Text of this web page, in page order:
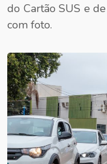
do Cartão SUS e
com foto.